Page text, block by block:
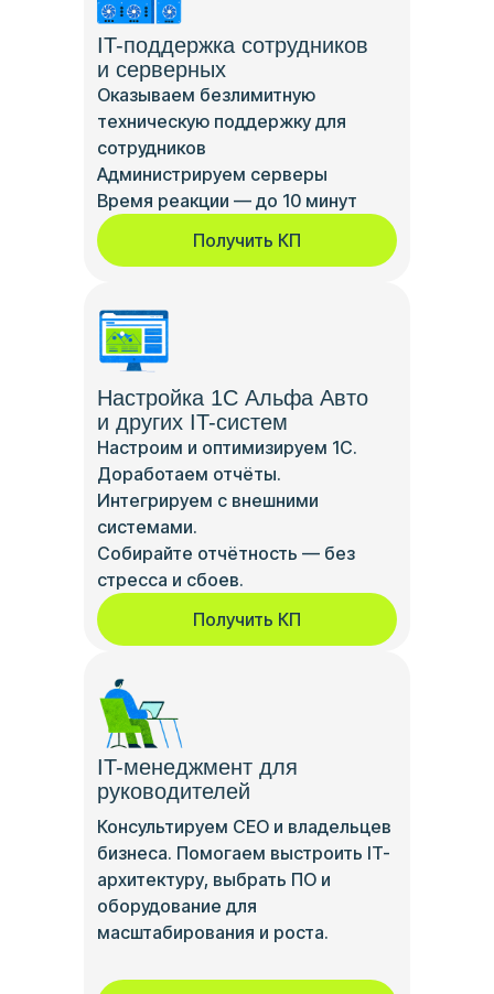
IT-поддержка сотрудников
и серверных
Оказываем безлимитную
техническую поддержку для
сотрудников
Администрируем серверы
Время реакции — до 10 минут
Получить КП
Настройка 1С Альфа Авто
и других IT-систем
Настроим и оптимизируем 1С.
Доработаем отчёты.
Интегрируем с внешними
системами.
Собирайте отчётность — без
стресса и сбоев.
Получить КП
IT-менеджмент для
руководителей
Консультируем CEO и владельцев
бизнеса. Помогаем выстроить IT-
архитектуру, выбрать ПО и
оборудование для
масштабирования и роста.